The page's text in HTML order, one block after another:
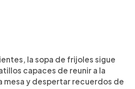
la sopa de frijoles sigue
capaces de reunir a la
mesa y despertar recuerdos de